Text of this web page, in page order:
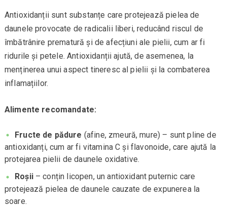
Antioxidanții sunt substanțe care protejează pielea de
daunele provocate de radicalii liberi, reducând riscul de
îmbătrânire prematură și de afecțiuni ale pielii, cum ar fi
ridurile și petele. Antioxidanții ajută, de asemenea, la
menținerea unui aspect tineresc al pielii și la combaterea
inflamațiilor.
Alimente recomandate:
Fructe de pădure (afine, zmeură, mure) – sunt pline de
antioxidanți, cum ar fi vitamina C și flavonoide, care ajută la
protejarea pielii de daunele oxidative.
Roșii– conțin licopen, un antioxidant puternic care
protejează pielea de daunele cauzate de expunerea la
soare.